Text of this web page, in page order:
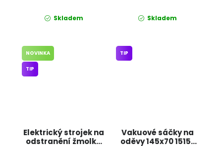
Skladem Skladem
Elektrický strojek na
odstranění žmolků
NOVINKA
TIP
Vakuové sáčky na
oděvy 145x70 15152
TIP